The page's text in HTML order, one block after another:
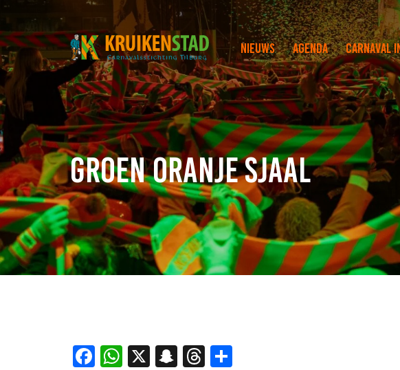
Nieuws Agenda Carnaval
Groen oranje sjaal
Facebook
WhatsApp
X Snapchat
Threads